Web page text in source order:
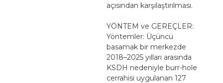
açısından karşılaştırılması.
YÖNTEM ve GEREÇLER:
Yöntemler: Üçüncü
basamak bir merkezde
2018–2025 yılları arasında
KSDH nedeniyle burr-hole
cerrahisi uygulanan 127